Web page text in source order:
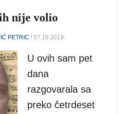
nije volio
PETRIC / 07.10.2019.
U ovih sam pet
dana
razgovarala sa
preko četrdeset